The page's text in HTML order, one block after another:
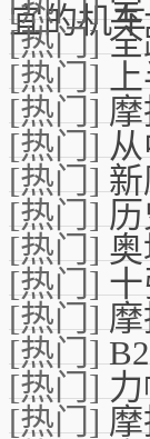
宜的机车
[热门]
[热门]全
[热门]
[热门]
[热门]
[热门]
[热门]
[热门]
[热门]
[热门]
[热门]
[热门]
[热门]